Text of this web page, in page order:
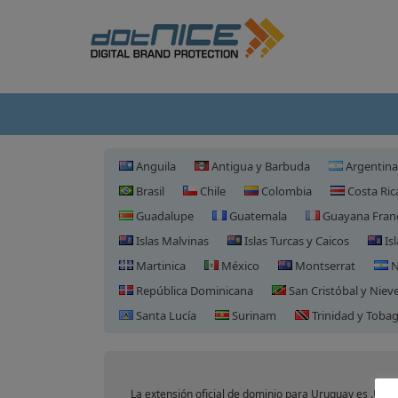
Anguila Antigua y Barbuda Argentina
Brasil
Chile Colombia Costa
Guadalupe
Guatemala Guayana
Islas Malvinas
Islas Turcas y Caicos
Martinica
México Montserrat
República Dominicana
San Cristóbal y
Santa Lucía
Surinam Trinidad y
La extensión oficial de dominio para Uruguay es .UY.